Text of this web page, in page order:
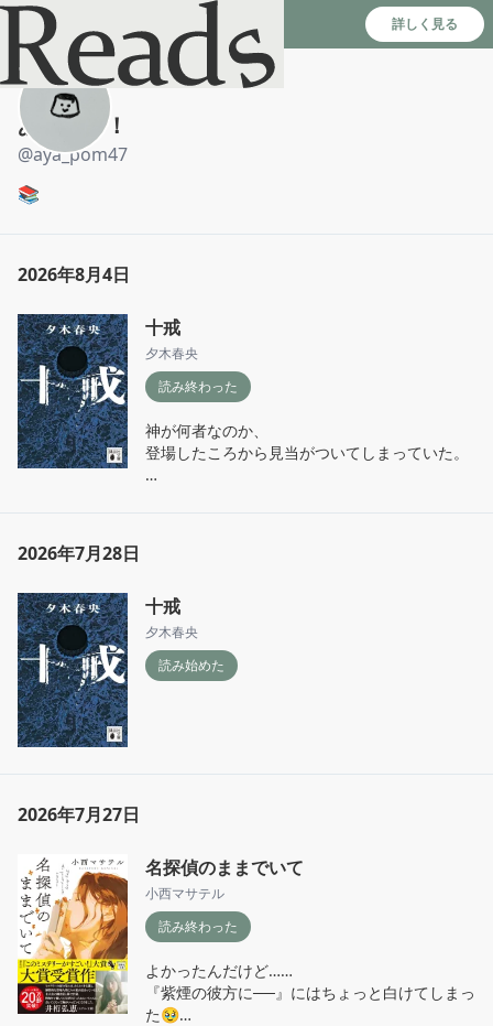
Reads - 読書のSNS＆記録アプリ 詳しく見る
あやぽむ！
@aya_pom47
📚
2026年8月4日
十戒
夕木春央
読み終わった
神が何者なのか、
登場したころから見当がついてしまっていた。
えてしまったので文庫化まで待ってしまいそ
う。
でもはやく読みたいなぁ。
2026年7月28日
十戒
夕木春央
読み始めた
2026年7月27日
名探偵のままでいて
小西マサテル
読み終わった
よかったんだけど……
『紫煙の彼方に──』にはちょっと白けてしまっ
た🥹